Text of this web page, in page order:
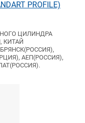
ЦИЛИНДРА
КИТАЙ
АЕП(РОССИЯ),